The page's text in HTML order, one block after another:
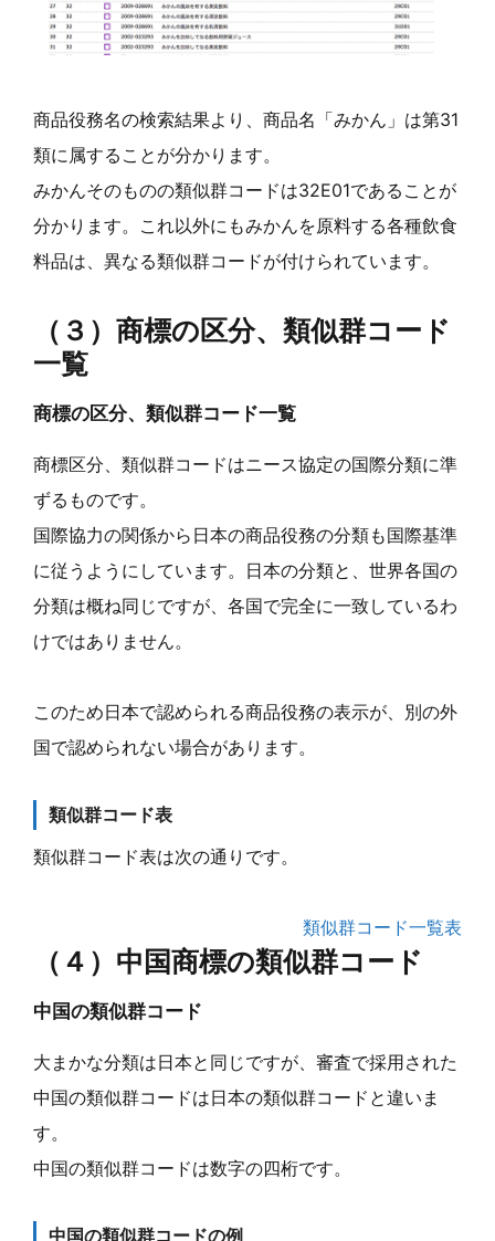
商品役務名の検索結果より、商品名「みかん」は第31
類に属することが分かります。
みかんそのものの類似群コードは32E01であることが
分かります。これ以外にもみかんを原料する各種飲食
料品は、異なる類似群コードが付けられています。
（３）商標の区分、類似群コード
一覧
商標の区分、類似群コード一覧
商標区分、類似群コードはニース協定の国際分類に準
ずるものです。
国際協力の関係から日本の商品役務の分類も国際基準
に従うようにしています。日本の分類と、世界各国の
分類は概ね同じですが、各国で完全に一致しているわ
けではありません。
このため日本で認められる商品役務の表示が、別の外
国で認められない場合があります。
類似群コード表
類似群コード表は次の通りです。
類似群コード一覧表
（４）中国商標の類似群コード
中国の類似群コード
大まかな分類は日本と同じですが、審査で採用された
中国の類似群コードは日本の類似群コードと違いま
す。
中国の類似群コードは数字の四桁です。
中国の類似群コードの例